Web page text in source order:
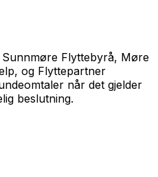
Flyttebyrå, Møre
og Flyttepartner
når det gjelder
beslutning.